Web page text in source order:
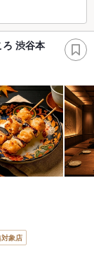
渋谷本
象店